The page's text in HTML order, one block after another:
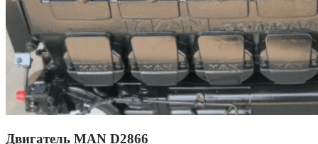
Двигатель MAN D2866